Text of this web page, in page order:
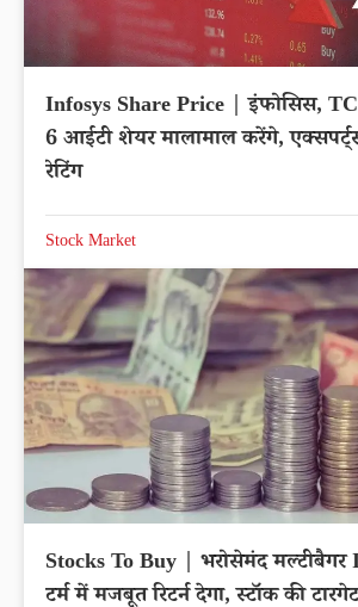
Infosys Share Price | इंफोसिस,
6 आईटी शेयर मालामाल करेंगे,
रेटिंग
Stock Market
Stocks To Buy | भरोसेमंद मल्टीबैगर
टर्म में मजबूत रिटर्न देगा, स्टॉक की